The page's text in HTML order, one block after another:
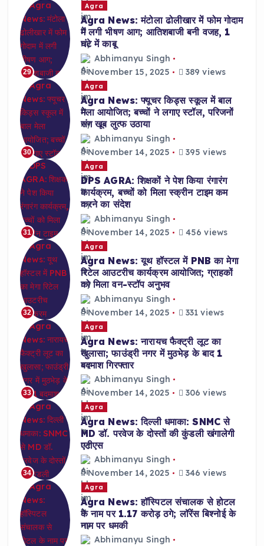
29
Agra
Agra News: मंटोला ढोलीखार में फोम गोदाम
में लगी भीषण आग; आतिशबाजी बनी वजह, 1
घंटे में काबू
Abhimanyu Singh
November 15, 2025
389 views
30
Agra
Agra News: फ्यूचर किड्स स्कूल में बाल
मेला आयोजित; बच्चों ने लगाए स्टॉल, परिजनों
संग खूब लुत्फ उठाया
Abhimanyu Singh
November 14, 2025
395 views
31
Agra
DPS AGRA: शिक्षकों ने पेश किया रंगारंग
कार्यक्रम, बच्चों को मिला स्क्रीन टाइम कम
करने का संदेश
Abhimanyu Singh
November 14, 2025
456 views
32
Agra
Agra News: यूथ हॉस्टल में PNB का मेगा
रिटेल आउटरीच कार्यक्रम आयोजित; ग्राहकों
को मिला वन-स्टॉप अनुभव
Abhimanyu Singh
November 14, 2025
331 views
33
Agra
Agra News: नारायच फैक्ट्री लूट का
खुलासा; फाउंड्री नगर में मुठभेड़ के बाद 1
बदमाश गिरफ्तार
Abhimanyu Singh
November 14, 2025
306 views
34
Agra
Agra News: दिल्ली धमाका: SNMC से
MD डॉ. परवेज के दोस्तों की कुंडली खंगालेगी
एटीएस
Abhimanyu Singh
November 14, 2025
346 views
Agra
Agra News: हॉस्पिटल संचालक से होटल
के नाम पर 1.17 करोड़ ठगे; लॉरेंस बिश्नोई के
नाम पर धमकी
Abhimanyu Singh